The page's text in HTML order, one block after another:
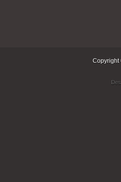
Copyright